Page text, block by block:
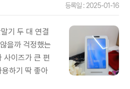
등록일 : 2025-01-16
기 두 대 연결
을까 걱정했는
사이즈가 큰 편
하기 딱 좋아